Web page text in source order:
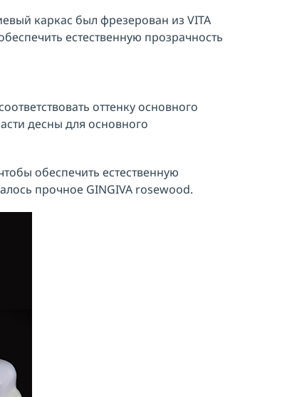
каркас был фрезерован из VITA
естественную прозрачность
оттенку основного
десны для основного
обеспечить естественную
прочное GINGIVA rosewood.